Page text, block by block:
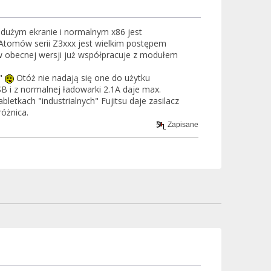
ekranie i normalnym x86 jest
serii Z3xxx jest wielkim postępem
wersji już współpracuje z modułem
Otóż nie nadają się one do użytku
i z normalnej ładowarki 2.1A daje max.
"industrialnych" Fujitsu daje zasilacz
Zapisane